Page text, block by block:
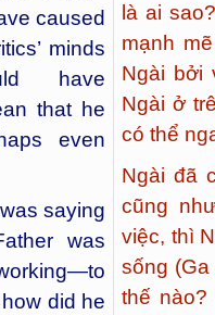
caused
minds
have
that he
even
saying
was
did he
là ai
mạnh
Ngài bởi
Ngài ở
có thể
Ngài đã
cũng
việc, thì
sống
thế